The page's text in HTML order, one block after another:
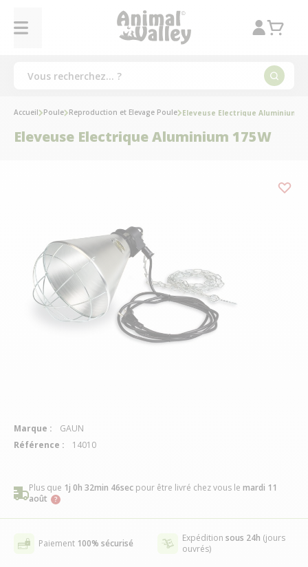
Plus que 1j 0h 32min 45sec pour être livré chez vous le mardi 11
août
Paiement 100% sécurisé Expédition sous 24h (jours
ouvrés)
Accueil Poule Reproduction et Elevage Poule Eleveuse Electrique Aluminium
Eleveuse Electrique Aluminium 175W
Marque :
GAUN
Référence :
14010